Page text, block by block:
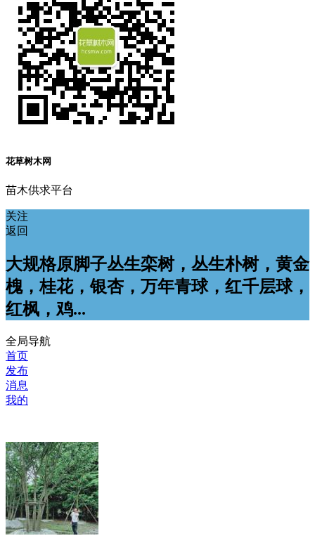
花草树木网
苗木供求平台
关注
返回
大规格原脚子丛生栾树，丛生朴树，黄金
槐，桂花，银杏，万年青球，红千层球，
红枫，鸡...
全局导航
首页
发布
消息
我的